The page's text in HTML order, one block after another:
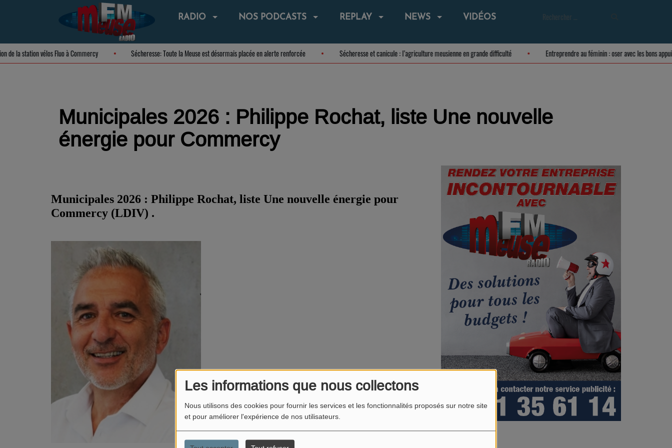
Les informations que nous collectons
Nous utilisons des cookies pour fournir les services et les fonctionnalités proposés sur notre site
et pour améliorer l'expérience de nos utilisateurs.
RADIO NOS PODCASTS REPLAY NEWS VIDÉOS
de la station vélos Fluo à Commercy Sécheresse: Toute la Meuse est désormais placée en alerte renforcée Sécheresse et canicule : l’agriculture meusienne en grande difficulté Entreprendre au féminin : oser avec les bons
Municipales 2026 : Philippe Rochat, liste Une nouvelle
énergie pour Commercy
Municipales 2026 : Philippe Rochat, liste Une nouvelle énergie pour
Commercy (LDIV) .